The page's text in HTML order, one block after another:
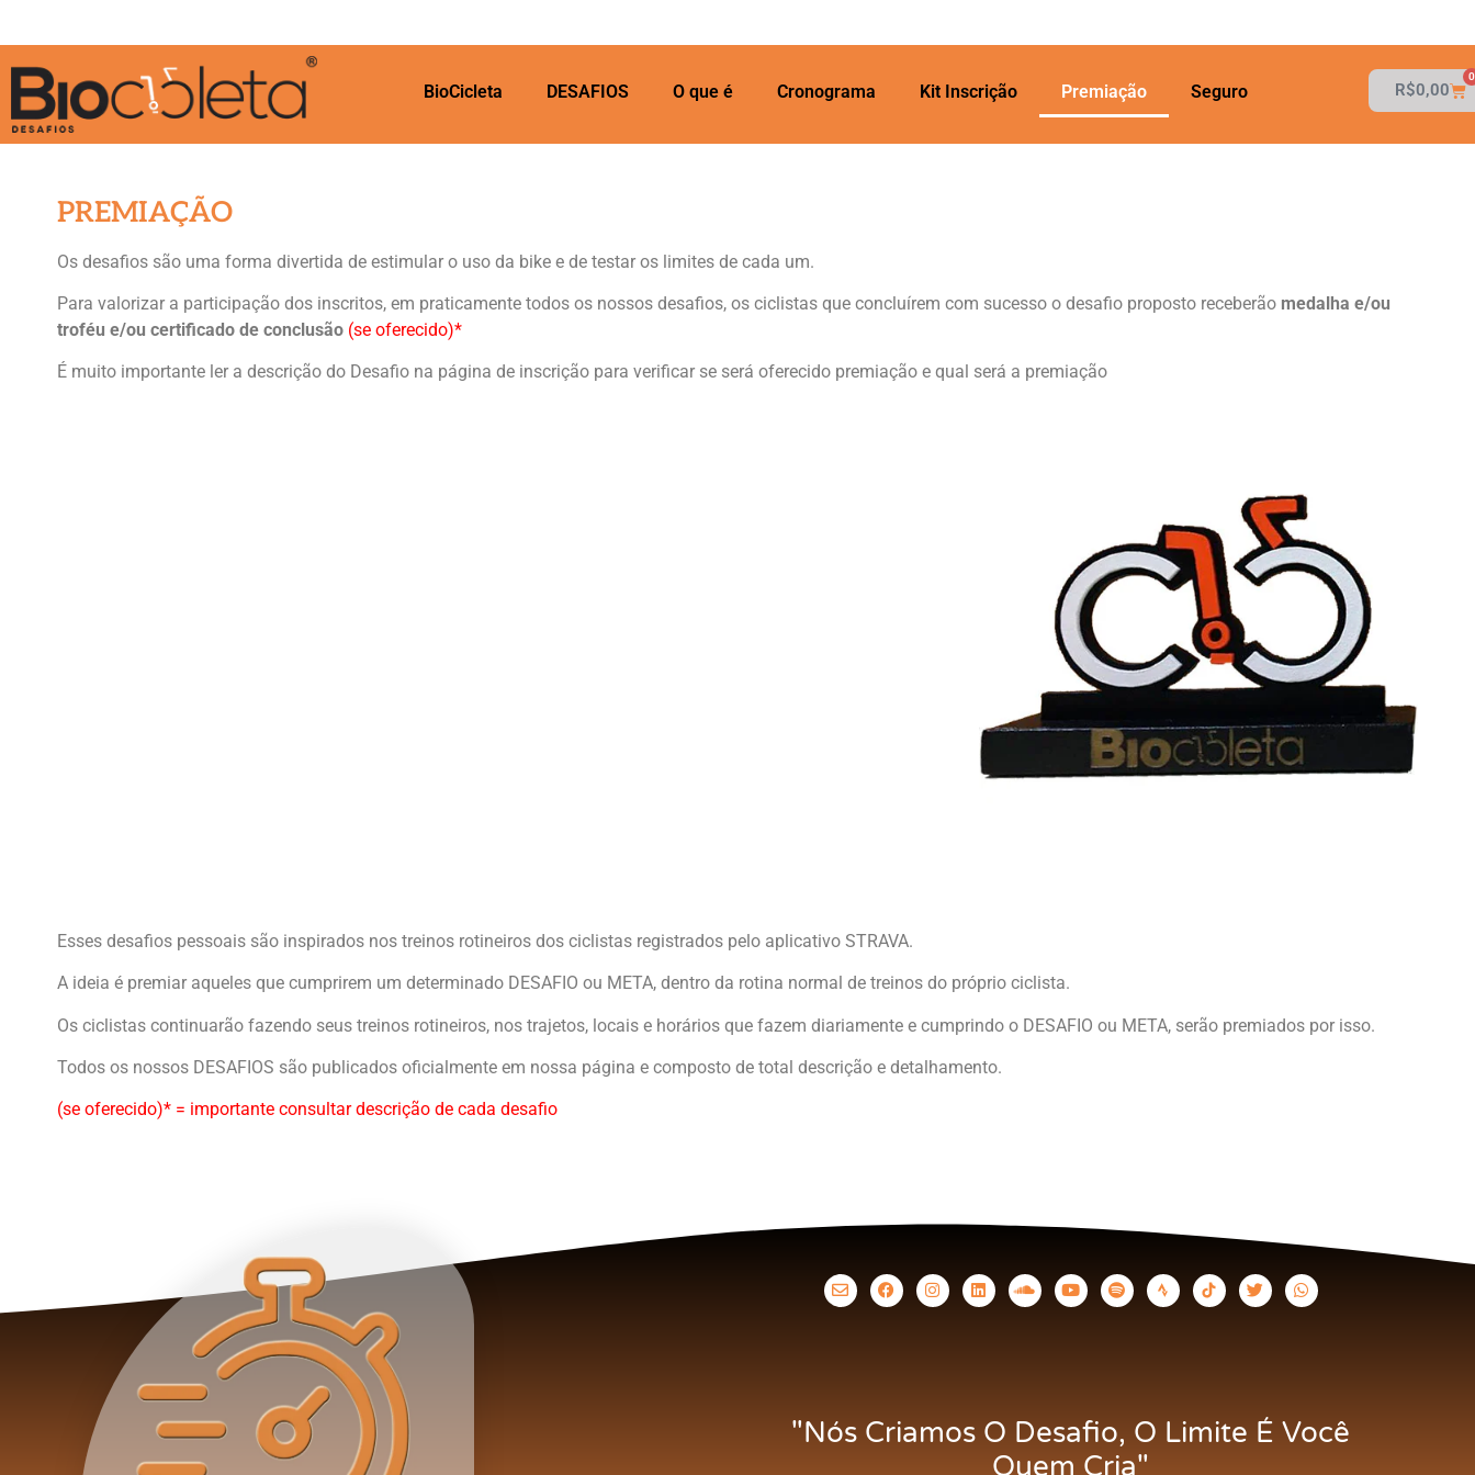
BioCicleta DESAFIOS O que é Cronograma Kit Inscrição Premiação Seguro R$0,00
0
PREMIAÇÃO
Os desafios são uma forma divertida de estimular o uso da bike e de testar os limites de cada um.
Para valorizar a participação dos inscritos, em praticamente todos os nossos desafios, os ciclistas que concluírem com sucesso o desafio proposto receberão medalha e/ou
troféu e/ou certificado de conclusão (se oferecido)*
É muito importante ler a descrição do Desafio na página de inscrição para verificar se será oferecido premiação e qual será a premiação
Esses desafios pessoais são inspirados nos treinos rotineiros dos ciclistas registrados pelo aplicativo STRAVA.
A ideia é premiar aqueles que cumprirem um determinado DESAFIO ou META, dentro da rotina normal de treinos do próprio ciclista.
Os ciclistas continuarão fazendo seus treinos rotineiros, nos trajetos, locais e horários que fazem diariamente e cumprindo o DESAFIO ou META, serão premiados por isso.
Todos os nossos DESAFIOS são publicados oficialmente em nossa página e composto de total descrição e detalhamento.
(se oferecido)* = importante consultar descrição de cada desafio
"Nós Criamos O Desafio, O Limite É Você
Quem Cria"